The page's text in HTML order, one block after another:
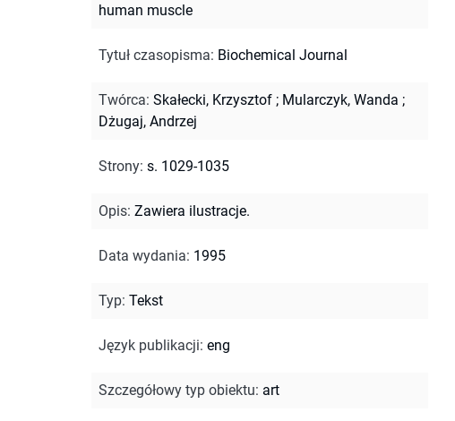
human muscle
Tytuł czasopisma: Biochemical Journal
Twórca: Skałecki, Krzysztof ; Mularczyk, Wanda ;
Dżugaj, Andrzej
Strony: s. 1029-1035
Opis: Zawiera ilustracje.
Data wydania: 1995
Typ: Tekst
Język publikacji: eng
Szczegółowy typ obiektu: art